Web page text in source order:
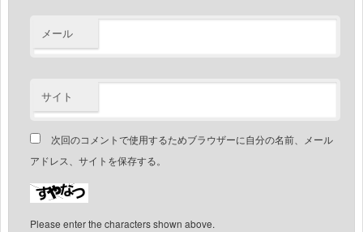
メール
サイト
次回のコメントで使用するためブラウザーに自分の名前、メール
アドレス、サイトを保存する。
Please enter the characters shown above.